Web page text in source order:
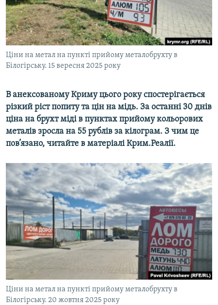
СВІДЧЕННЯ ОКУПАЦІЇ
УКРАЇНСЬКА ПРОБЛЕМА КРИМУ
ІНФОГРАФІКА
Qırımtatar
ДОЛУЧАЙСЯ!
Ціни на метал на пункті прийому металобрухту в
Білогірську. 15 вересня 2025 року
В анексованому Криму цього року спостерігається
різкий ріст попиту та цін на мідь. За останні 30 днів
ціна на брухт міді в пунктах прийому кольорових
металів зросла на 55 рублів за кілограм. З чим це
пов’язано, читайте в матеріалі Крим.Реалії.
Ціни на метал на пункті прийому металобрухту в
Білогірську. 20 жовтня 2025 року